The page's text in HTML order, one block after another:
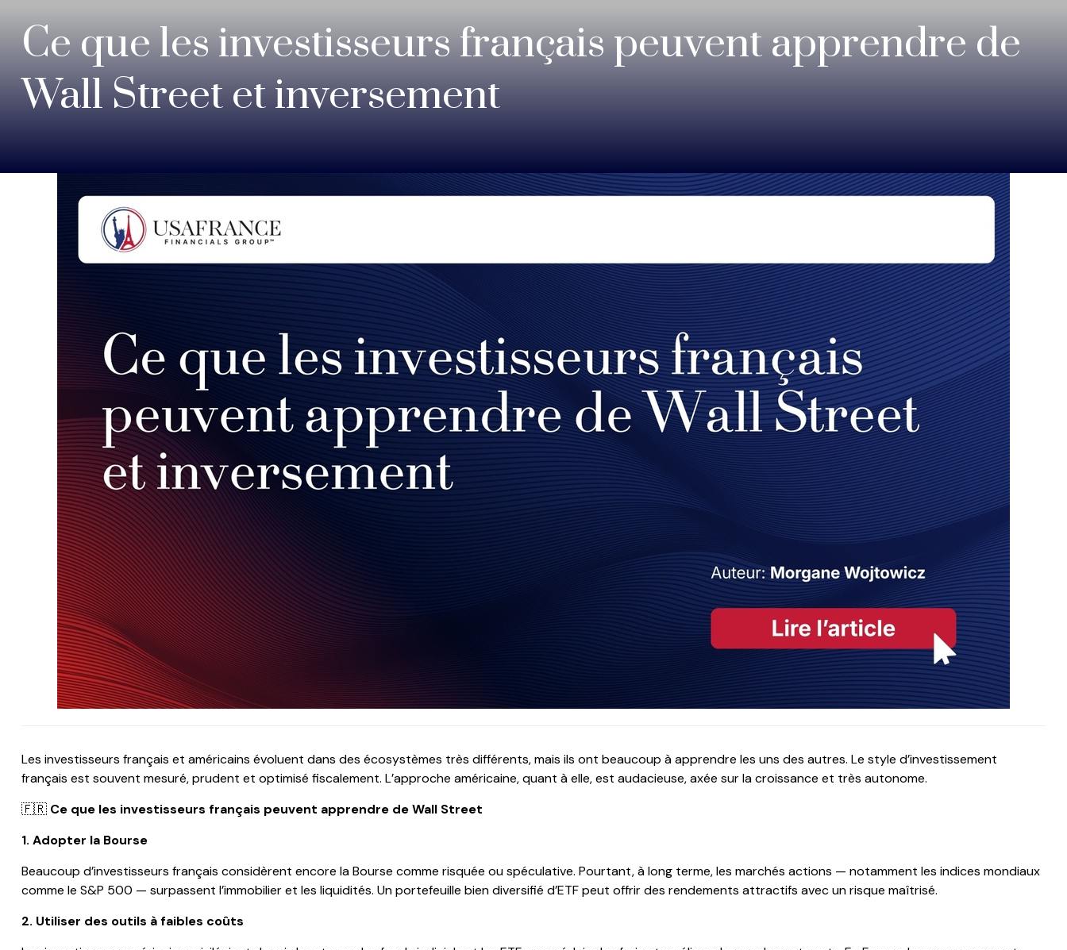
Ce que les investisseurs français peuvent apprendre de
Wall Street et inversement
Les investisseurs français et américains évoluent dans des écosystèmes très différents, mais ils ont beaucoup à apprendre les uns des autres. Le style d’investissement
français est souvent mesuré, prudent et optimisé fiscalement. L’approche américaine, quant à elle, est audacieuse, axée sur la croissance et très autonome.
🇫🇷 Ce que les investisseurs français peuvent apprendre de Wall Street
1. Adopter la Bourse
Beaucoup d’investisseurs français considèrent encore la Bourse comme risquée ou spéculative. Pourtant, à long terme, les marchés actions — notamment les indices mondiaux
comme le S&P 500 — surpassent l’immobilier et les liquidités. Un portefeuille bien diversifié d’ETF peut offrir des rendements attractifs avec un risque maîtrisé.
2. Utiliser des outils à faibles coûts